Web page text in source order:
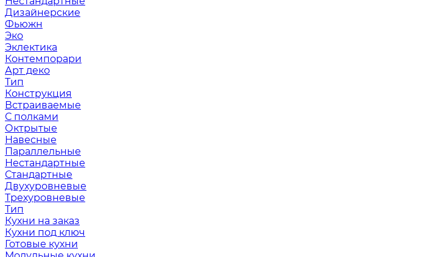
Дизайнерские
Фьюжн
Эко
Эклектика
Контемпорари
Арт деко
Тип
Конструкция
Встраиваемые
С полками
Октрытые
Навесные
Параллельные
Нестандартные
Стандартные
Двухуровневые
Трехуровневые
Тип
Кухни на заказ
Кухни под ключ
Готовые кухни